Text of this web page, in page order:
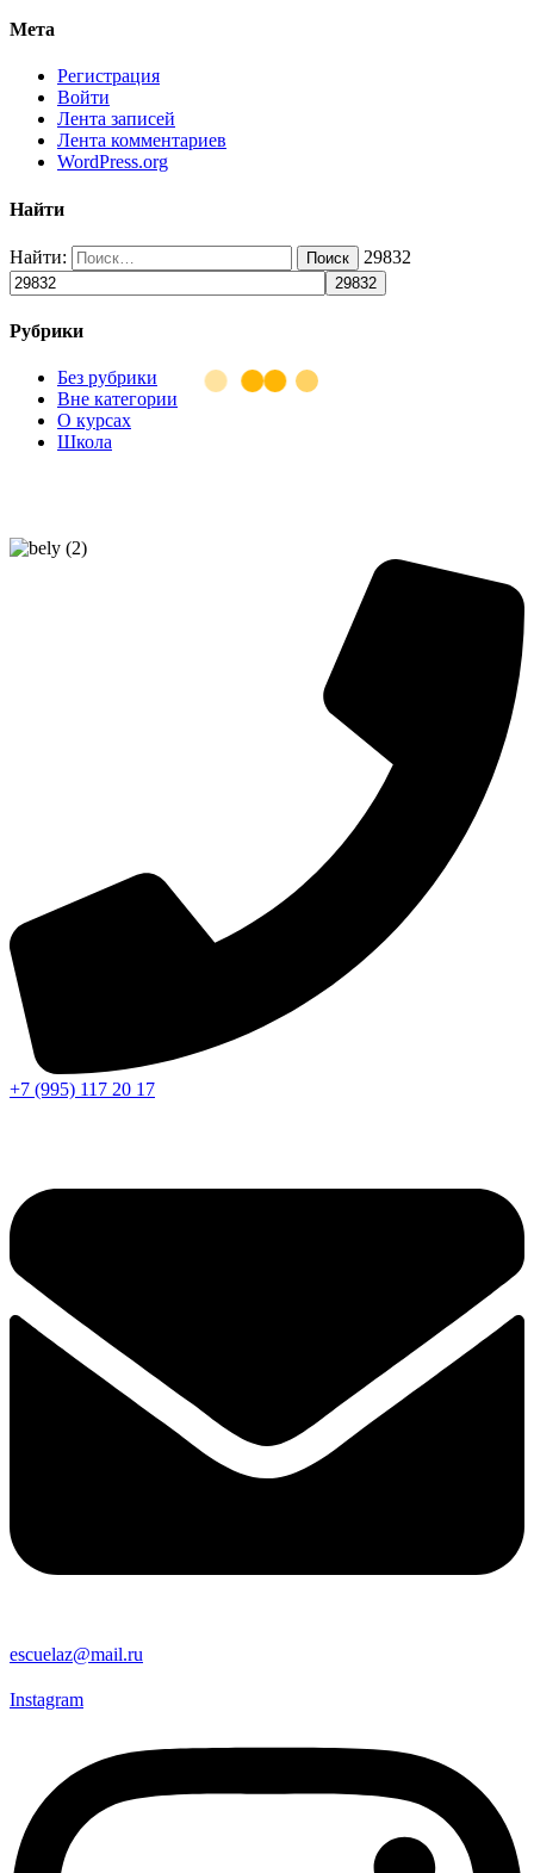
Мета
Регистрация
Войти
Лента записей
Лента комментариев
WordPress.org
Найти
Найти: 29832
Рубрики
Без рубрики
Вне категории
О курсах
Школа
+7 (995) 117 20 17
escuelaz@mail.ru
Instagram